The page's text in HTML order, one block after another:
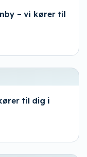
– vi kører til
til dig i